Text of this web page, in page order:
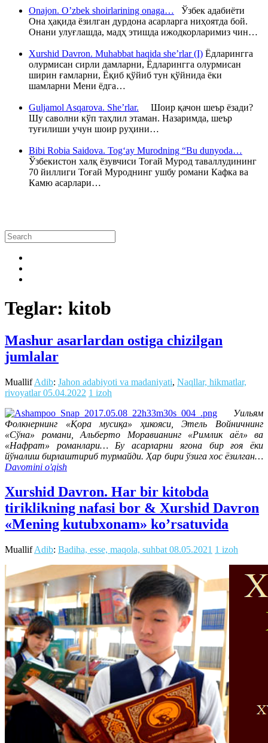
Onajon. O’zbek shoirlarining onaga… Ўзбек адабиёти
Она ҳақида ёзилган дурдона асарларга ниҳоятда бой.
Онани улуғлашда, мадҳ этишда ижодкорларимиз чин…
Xurshid Davron. Muhabbat haqida she’rlar (I) Ёдларингга
олурмисан сирли дамларни, Ёдларингга олурмисан
ширин ғамларни, Ёқиб қўйиб тун қўйнида ёки
шамларни Мени ёдга…
Guljamol Asqarova. She’rlar. Шоир қачон шеър ёзади?
Шу саволни кўп таҳлил этаман. Назаримда, шеър
туғилиши учун шоир руҳини…
Bibi Robia Saidova. Tog‘ay Murodning “Bu dunyoda…
Ўзбекистон халқ ёзувчиси Тоғай Мурод таваллудининг
70 йиллиги Тоғай Муроднинг ушбу романи Кафка ва
Камю асарлари…
Teglar: kitob
Mashur asarlardan ostiga chizilgan
jumlalar
MuallifAdib: Jahon adabiyoti va madaniyati, Naqllar, hikmatlar,
rivoyatlar 05.04.2022 1 izoh
Уильям
Фолкнернинг «Қора мусиқа» ҳикояси, Этель Войничнинг
«Сўна» романи, Альберто Моравианинг «Римлик аёл» ва
«Нафрат» романлари… Бу асарларни ягона бир ғоя ёки
йўналиш бирлаштириб турмайди. Ҳар бири ўзига хос ёзилган…
Davomini o'qish
Xurshid Davron. Har bir kitobda
tiriklikning nafasi bor & Xurshid Davron
«Mening kutubxonam» ko’rsatuvida
MuallifAdib: Badiha, esse, maqola, suhbat 08.05.2021 1 izoh